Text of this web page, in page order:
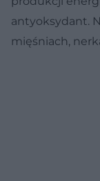
antyoksydant.
mięśniach,